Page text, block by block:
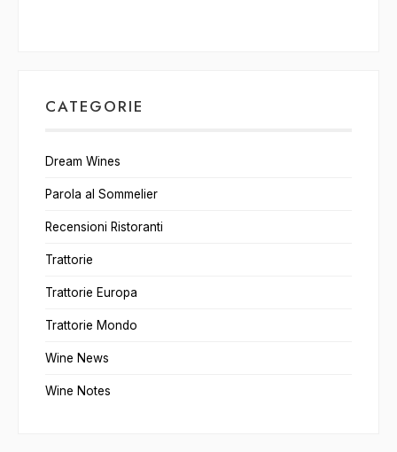
CATEGORIE
Dream Wines
Parola al Sommelier
Recensioni Ristoranti
Trattorie
Trattorie Europa
Trattorie Mondo
Wine News
Wine Notes